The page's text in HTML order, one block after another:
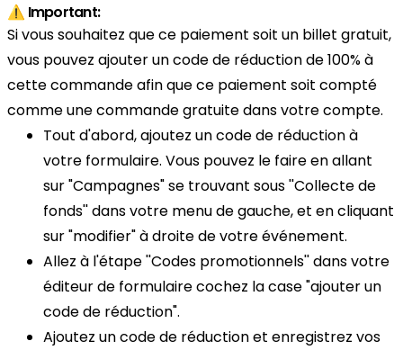
⚠️ Important:
Si vous souhaitez que ce paiement soit un billet gratuit,
vous pouvez ajouter un code de réduction de 100% à
cette commande afin que ce paiement soit compté
comme une commande gratuite dans votre compte.
Tout d'abord, ajoutez un code de réduction à
votre formulaire. Vous pouvez le faire en allant
sur "Campagnes" se trouvant sous ''Collecte de
fonds'' dans votre menu de gauche, et en cliquant
sur "modifier" à droite de votre événement.
Allez à l'étape ''Codes promotionnels'' dans votre
éditeur de formulaire cochez la case "ajouter un
code de réduction".
Ajoutez un code de réduction et enregistrez vos